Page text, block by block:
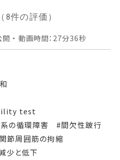
（8件の評価）
・ 動画時間：27分36秒
test
の循環障害
#間欠性跛行
節周囲筋の拘縮
少と低下